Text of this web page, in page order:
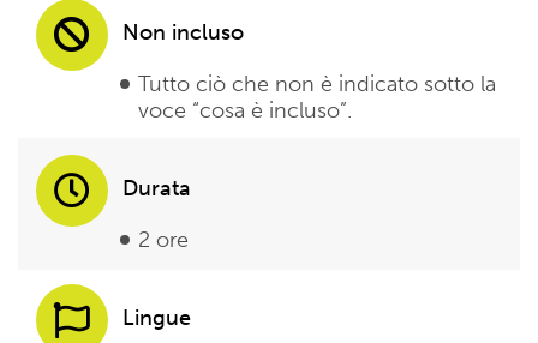
Non incluso
Tutto ciò che non è indicato sotto la
voce “cosa è incluso”.
Durata
2 ore
Lingue